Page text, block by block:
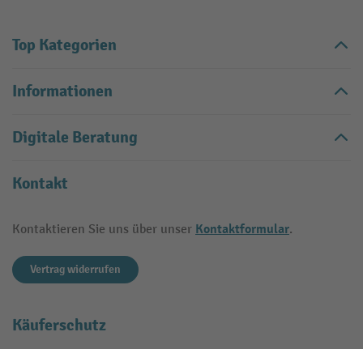
Top Kategorien
Informationen
Digitale Beratung
Kontakt
Kontaktieren Sie uns über unser Kontaktformular.
Vertrag widerrufen
Käuferschutz